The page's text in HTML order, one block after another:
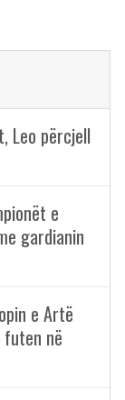
Leo përcjell
e
gardianin
e Artë
në